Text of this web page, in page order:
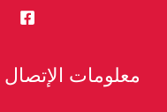
معلومات الإتصال